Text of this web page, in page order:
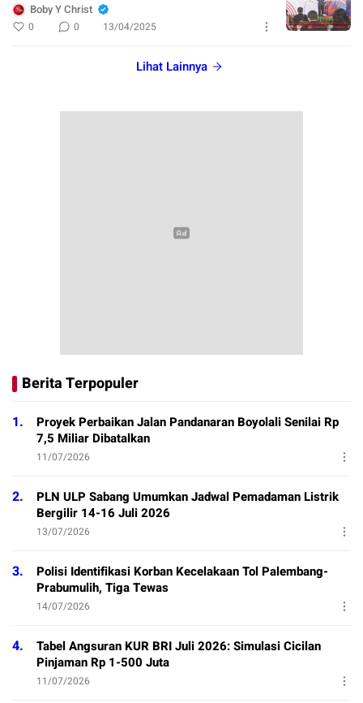
Boby Y Christ
0 0 13/04/2025
Lihat Lainnya
Berita Terpopuler
1.
Proyek Perbaikan Jalan Pandanaran Boyolali Senilai Rp
7,5 Miliar Dibatalkan
11/07/2026
2.
PLN ULP Sabang Umumkan Jadwal Pemadaman Listrik
Bergilir 14-16 Juli 2026
13/07/2026
3.
Polisi Identifikasi Korban Kecelakaan Tol Palembang-
Prabumulih, Tiga Tewas
14/07/2026
4.
Tabel Angsuran KUR BRI Juli 2026: Simulasi Cicilan
Pinjaman Rp 1-500 Juta
11/07/2026